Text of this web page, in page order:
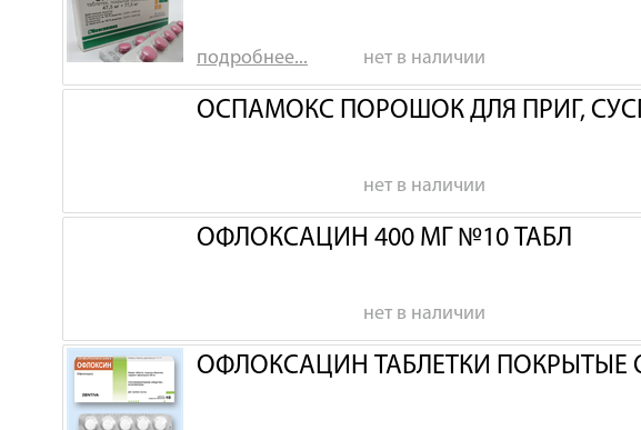
подробнее... нет в наличии
ОСПАМОКС ПОРОШОК ДЛЯ ПРИГ,
нет в наличии
ОФЛОКСАЦИН 400 МГ №10 ТАБЛ
нет в наличии
ОФЛОКСАЦИН ТАБЛЕТКИ ПОКРЫТЫЕ